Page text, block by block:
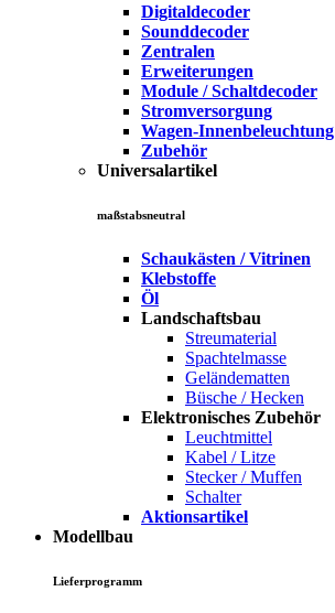
Digitaldecoder
Sounddecoder
Zentralen
Erweiterungen
Module / Schaltdecoder
Stromversorgung
Wagen-Innenbeleuchtung
Zubehör
Universalartikel
maßstabsneutral
Schaukästen / Vitrinen
Klebstoffe
Öl
Landschaftsbau
Streumaterial
Spachtelmasse
Geländematten
Büsche / Hecken
Elektronisches Zubehör
Leuchtmittel
Kabel / Litze
Stecker / Muffen
Schalter
Aktionsartikel
Modellbau
Lieferprogramm